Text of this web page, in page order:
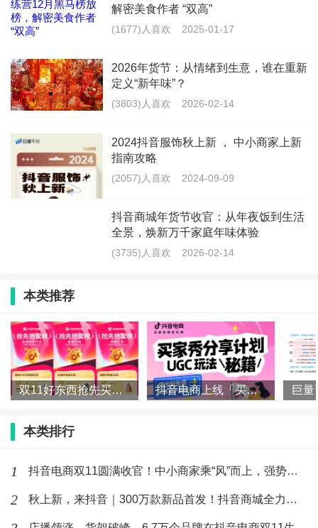
解密美食作者 “双高”
(1677)人喜欢 2025-01-17
2026年货节：从情绪到生意，谁在重新
定义“新年味”？
(3803)人喜欢 2026-02-14
2024抖音服饰秋上新 ， 中小商家上新
指南攻略
(2057)人喜欢 2024-09-09
抖音商城年货节收官：从年夜饭到生活
全景，焕新万千家庭年味体验
(3735)人喜欢 2026-02-14
本类推荐
双11好东西抢先买，抖音电商各行业爆款榜来了！ 抖音电商上线「买家秀」！一文读懂如何让好内容“自带”好生意
本类排行
1 抖音电商双11圆满收官！中小商家乘“风”而上，强势增长
2 秋上新，来抖音｜300万款新品首发！抖音商城全力推爆“好新品